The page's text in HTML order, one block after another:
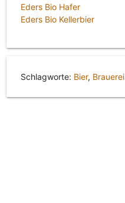
Eders Bio Hafer
Eders Bio Kellerbier
Schlagworte: Bier, Brauerei